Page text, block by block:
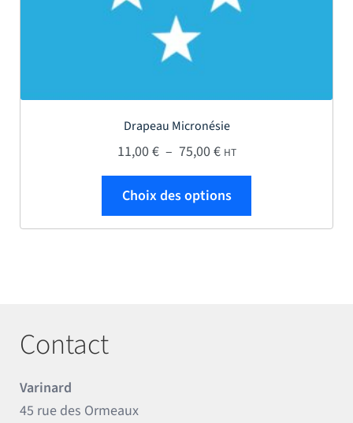
Drapeau Micronésie
11,00€ – 75,00€Plage de prix : 11,00 €
HT
Choix des options
Contact
Varinard
45 rue des Ormeaux